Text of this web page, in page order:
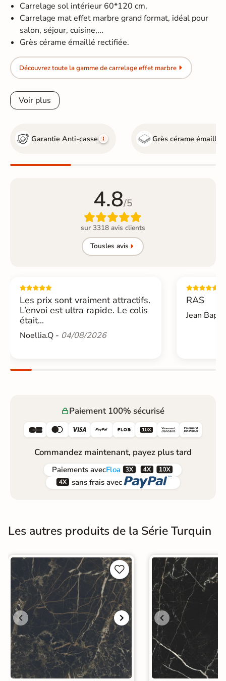
Carrelage sol intérieur 60*120 cm.
Carrelage mat effet marbre grand format, idéal pour
salon, séjour, cuisine,...
Grès cérame émaillé rectifiée.
Découvrez toute la gamme de carrelage effet marbre
Voir plus
Garantie Anti-casse Grès cérame émaillé
4.8/5

sur 3318 avis clients
Tousles avis
Les prix sont vraiment attractifs.
L’envoi est ultra rapide. Le colis
était...
Noellia.Q - 04/08/2026
RAS
Jean
Paiement 100% sécurisé
     
Commandez maintenant, payez plus tard
Paiements avecFloa  
 sans frais avec 
Les autres produits de la Série Turquin

